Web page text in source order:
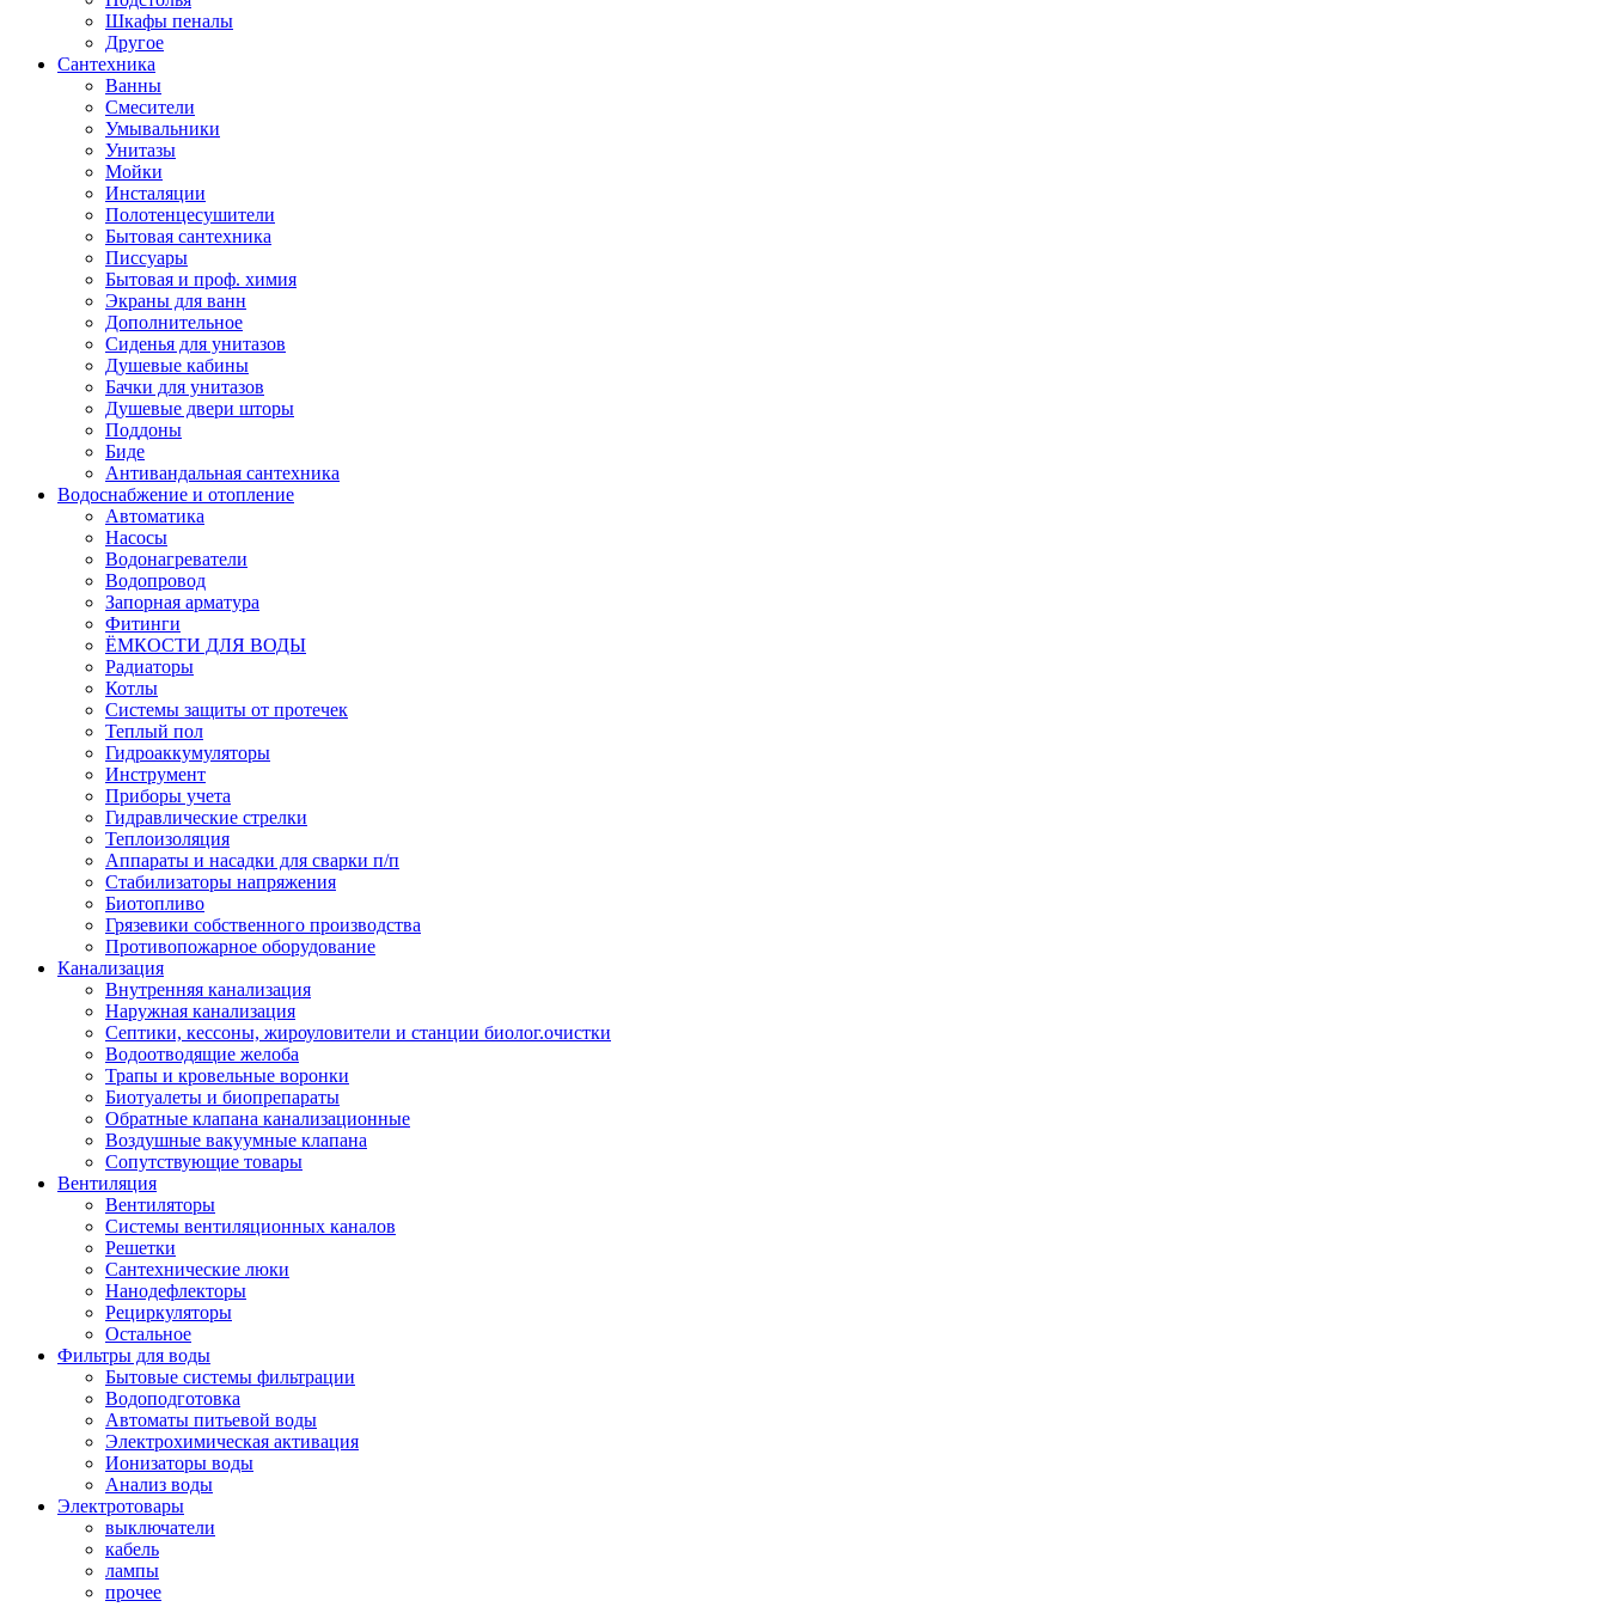
Шкафы пеналы
Другое
Сантехника
Ванны
Смесители
Умывальники
Унитазы
Мойки
Инсталяции
Полотенцесушители
Бытовая сантехника
Писсуары
Бытовая и проф. химия
Экраны для ванн
Дополнительное
Сиденья для унитазов
Душевые кабины
Бачки для унитазов
Душевые двери шторы
Поддоны
Биде
Антивандальная сантехника
Водоснабжение и отопление
Автоматика
Насосы
Водонагреватели
Водопровод
Запорная арматура
Фитинги
ЁМКОСТИ ДЛЯ ВОДЫ
Радиаторы
Котлы
Системы защиты от протечек
Теплый пол
Гидроаккумуляторы
Инструмент
Приборы учета
Гидравлические стрелки
Теплоизоляция
Аппараты и насадки для сварки п/п
Стабилизаторы напряжения
Биотопливо
Грязевики собственного производства
Противопожарное оборудование
Канализация
Внутренняя канализация
Наружная канализация
Септики, кессоны, жироуловители и станции биолог.очистки
Водоотводящие желоба
Трапы и кровельные воронки
Биотуалеты и биопрепараты
Обратные клапана канализационные
Воздушные вакуумные клапана
Сопутствующие товары
Вентиляция
Вентиляторы
Системы вентиляционных каналов
Решетки
Сантехнические люки
Нанодефлекторы
Рециркуляторы
Остальное
Фильтры для воды
Бытовые системы фильтрации
Водоподготовка
Автоматы питьевой воды
Электрохимическая активация
Ионизаторы воды
Анализ воды
Электротовары
выключатели
кабель
лампы
прочее